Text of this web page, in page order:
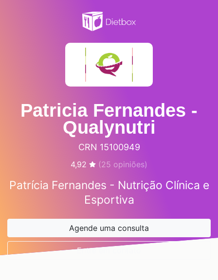
Patricia Fernandes -
Qualynutri
CRN 15100949
4,92 (25 opiniões)
Patrícia Fernandes - Nutrição Clínica e
Esportiva
Agende uma consulta
Entre em contato